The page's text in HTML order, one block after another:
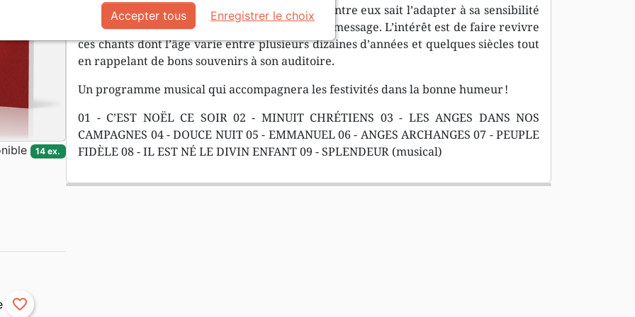
multitudes d’artistes et de groupes. Chacun d’entre eux sait l’adapter à sa sensibilité
musicale, tout en respectant le cantique et son message. L’intérêt est de faire revivre
ces chants dont l’âge varie entre plusieurs dizaines d’années et quelques siècles tout
en rappelant de bons souvenirs à son auditoire.
Un programme musical qui accompagnera les festivités dans la bonne humeur !
01 - C’EST NOËL CE SOIR 02 - MINUIT CHRÉTIENS 03 - LES ANGES DANS NOS
CAMPAGNES 04 - DOUCE NUIT 05 - EMMANUEL 06 - ANGES ARCHANGES 07 - PEUPLE
FIDÈLE 08 - IL EST NÉ LE DIVIN ENFANT 09 - SPLENDEUR (musical)
14 ex.
favorite_border
Accepter tous Enregistrer le choix